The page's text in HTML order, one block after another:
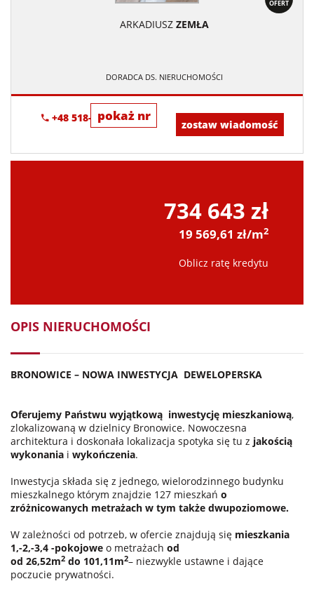
OFERT
ARKADIUSZ ZEMŁA
DORADCA DS. NIERUCHOMOŚCI
pokaż nr
+48 518-706-552
zostaw wiadomość
734 643 zł
19 569,61 zł/m2
Oblicz ratę kredytu
OPIS NIERUCHOMOŚCI
BRONOWICE – NOWA INWESTYCJA DEWELOPERSKA
Oferujemy Państwu wyjątkową inwestycję mieszkaniową,
zlokalizowaną w dzielnicy Bronowice. Nowoczesna
architektura i doskonała lokalizacja spotyka się tu z jakością
wykonania i wykończenia.
Inwestycja składa się z jednego, wielorodzinnego budynku
mieszkalnego którym znajdzie 127 mieszkań o
zróżnicowanych metrażach w tym także dwupoziomowe.
W zależności od potrzeb, w ofercie znajdują się mieszkania
1,-2,-3,4 -pokojowe o metrażach od
od 26,52m2 do 101,11m2– niezwykle ustawne i dające
poczucie prywatności.